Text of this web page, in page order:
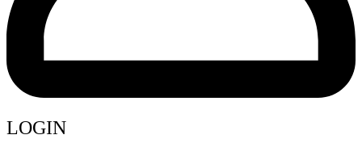
LOGIN